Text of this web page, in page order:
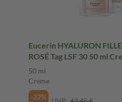
Eucerin HYALURON
ROSÉ Tag LSF 30 50 ml
50 ml
Creme
-22%